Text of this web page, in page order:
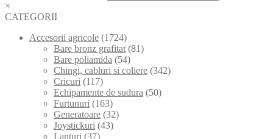
×
CATEGORII
Accesorii agricole (1724)
Bare bronz grafitat (81)
Bare poliamida (54)
Chingi, cabluri si coliere (342)
Cricuri (117)
Echipamente de sudura (50)
Furtunuri (163)
Generatoare (32)
Joystickuri (43)
Lanturi (37)